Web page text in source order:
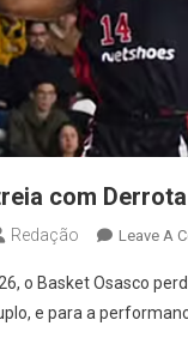
com
Redação Leave A
o Basket Osasco
e para a